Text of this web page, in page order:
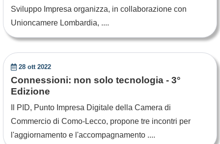
Sviluppo Impresa organizza, in collaborazione con
Unioncamere Lombardia, ....
28 ott 2022
Connessioni: non solo tecnologia - 3°
Edizione
Il PID, Punto Impresa Digitale della Camera di
Commercio di Como-Lecco, propone tre incontri per
l'aggiornamento e l'accompagnamento ....